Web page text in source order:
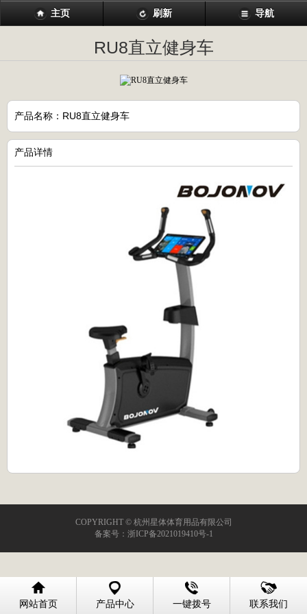
主页 刷新 导航
RU8直立健身车
产品名称：RU8直立健身车
产品详情
COPYRIGHT © 杭州星体体育用品有限公司
备案号： 浙ICP备2021019410号-1
网站首页 产品中心 一键拨号 联系我们